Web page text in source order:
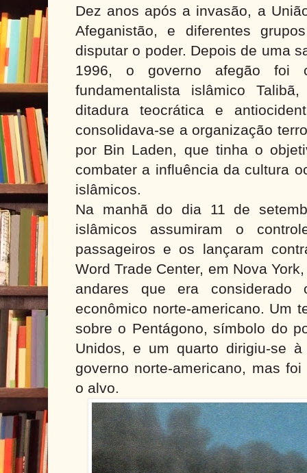
Dez anos após a invasão, a
Afeganistão, e diferentes
disputar o poder. Depois de uma
1996, o governo afegão foi
fundamentalista islâmico
ditadura teocrática e
consolidava-se a organização
por Bin Laden, que tinha o
combater a influência da cultura
islâmicos.
Na manhã do dia 11 de
islâmicos assumiram o
passageiros e os lançaram
Word Trade Center, em Nova
andares que era
econômico norte-americano. Um
sobre o Pentágono, símbolo do
Unidos, e um quarto dirigiu-se
governo norte-americano, mas
o alvo.